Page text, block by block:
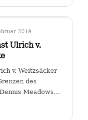
2019
Ulrich v.
v. Weitzsäcker
des
Meadows